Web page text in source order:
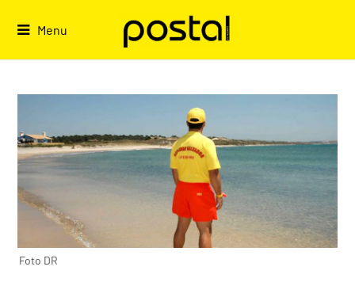
Menu
Foto DR